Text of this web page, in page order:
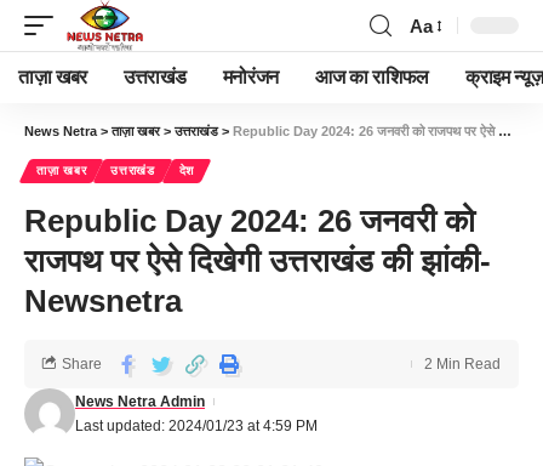
Aa
ताज़ा खबर उत्तराखंड मनोरंजन आज का राशिफल क्राइम न्यूज़
News Netra >ताज़ा खबर>उत्तराखंड> Republic Day 2024: 26 जनवरी को राजपथ पर ऐसे दिखेगी उत्तराखंड की झांकी- Newsnetra
ताज़ा खबर उत्तराखंड देश
Republic Day 2024: 26 जनवरी को
राजपथ पर ऐसे दिखेगी उत्तराखंड की झांकी-
Newsnetra
Last updated: 2024/01/23 at 4:59 PM
News Netra Admin
Share 2 Min Read